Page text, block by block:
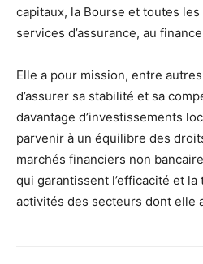
capitaux, la Bourse et toutes
services d’assurance, au
Elle a pour mission, entre
d’assurer sa stabilité et sa
davantage d’investissements
parvenir à un équilibre des
marchés financiers non
qui garantissent l’efficacité et la
activités des secteurs dont elle